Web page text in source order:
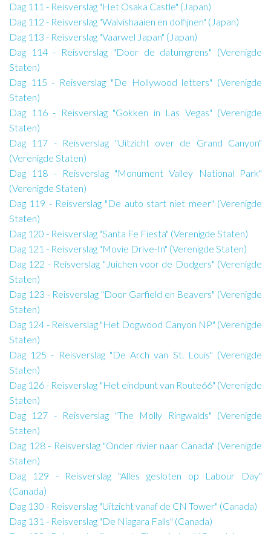
Dag 111 - Reisverslag "Het Osaka Castle" (Japan)
Dag 112 - Reisverslag "Walvishaaien en dolfijnen" (Japan)
Dag 113 - Reisverslag "Vaarwel Japan" (Japan)
Dag 114 - Reisverslag "Door de datumgrens" (Verenigde
Staten)
Dag 115 - Reisverslag "De Hollywood letters" (Verenigde
Staten)
Dag 116 - Reisverslag "Gokken in Las Vegas" (Verenigde
Staten)
Dag 117 - Reisverslag "Uitzicht over de Grand Canyon"
(Verenigde Staten)
Dag 118 - Reisverslag "Monument Valley National Park"
(Verenigde Staten)
Dag 119 - Reisverslag "De auto start niet meer" (Verenigde
Staten)
Dag 120 - Reisverslag "Santa Fe Fiesta" (Verenigde Staten)
Dag 121 - Reisverslag "Movie Drive-In" (Verenigde Staten)
Dag 122 - Reisverslag "Juichen voor de Dodgers" (Verenigde
Staten)
Dag 123 - Reisverslag "Door Garfield en Beavers" (Verenigde
Staten)
Dag 124 - Reisverslag "Het Dogwood Canyon NP" (Verenigde
Staten)
Dag 125 - Reisverslag "De Arch van St. Louis" (Verenigde
Staten)
Dag 126 - Reisverslag "Het eindpunt van Route66" (Verenigde
Staten)
Dag 127 - Reisverslag "The Molly Ringwalds" (Verenigde
Staten)
Dag 128 - Reisverslag "Onder rivier naar Canada" (Verenigde
Staten)
Dag 129 - Reisverslag "Alles gesloten op Labour Day"
(Canada)
Dag 130 - Reisverslag "Uitzicht vanaf de CN Tower" (Canada)
Dag 131 - Reisverslag "De Niagara Falls" (Canada)